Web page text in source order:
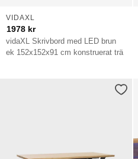
vidaXL Skrivbord med LED brun
ek 152x152x91 cm konstruerat trä
VIDAXL
1978 kr